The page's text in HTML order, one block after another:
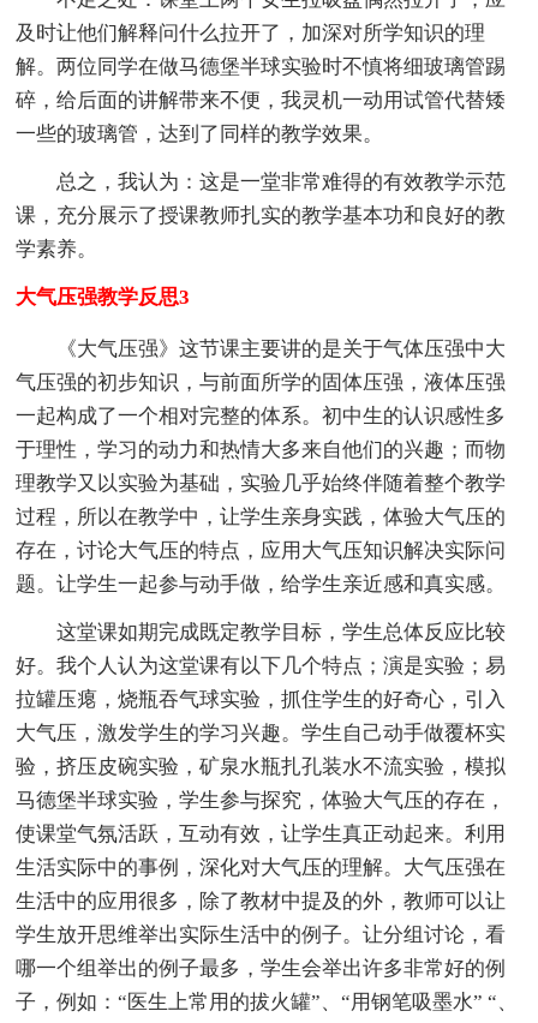
及时让他们解释问什么拉开了，加深对所学知识的理
解。两位同学在做马德堡半球实验时不慎将细玻璃管踢
碎，给后面的讲解带来不便，我灵机一动用试管代替矮
一些的玻璃管，达到了同样的教学效果。
总之，我认为：这是一堂非常难得的有效教学示范
课，充分展示了授课教师扎实的教学基本功和良好的教
学素养。
大气压强教学反思3
《大气压强》这节课主要讲的是关于气体压强中大
气压强的初步知识，与前面所学的固体压强，液体压强
一起构成了一个相对完整的体系。初中生的认识感性多
于理性，学习的动力和热情大多来自他们的兴趣；而物
理教学又以实验为基础，实验几乎始终伴随着整个教学
过程，所以在教学中，让学生亲身实践，体验大气压的
存在，讨论大气压的特点，应用大气压知识解决实际问
题。让学生一起参与动手做，给学生亲近感和真实感。
这堂课如期完成既定教学目标，学生总体反应比较
好。我个人认为这堂课有以下几个特点；演是实验；易
拉罐压瘪，烧瓶吞气球实验，抓住学生的好奇心，引入
大气压，激发学生的学习兴趣。学生自己动手做覆杯实
验，挤压皮碗实验，矿泉水瓶扎孔装水不流实验，模拟
马德堡半球实验，学生参与探究，体验大气压的存在，
使课堂气氛活跃，互动有效，让学生真正动起来。利用
生活实际中的事例，深化对大气压的理解。大气压强在
生活中的应用很多，除了教材中提及的外，教师可以让
学生放开思维举出实际生活中的例子。让分组讨论，看
哪一个组举出的例子最多，学生会举出许多非常好的例
子，例如：“医生上常用的拔火罐”、“用钢笔吸墨水” “、